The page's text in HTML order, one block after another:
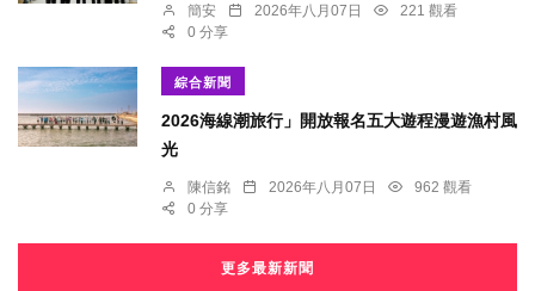
簡安 2026年八月07日
221 觀看
0 分享
綜合新聞
2026海線潮旅行」開放報名五大遊程漫遊漁村風
光
陳信銘 2026年八月07日
962 觀看
0 分享
更多最新新聞